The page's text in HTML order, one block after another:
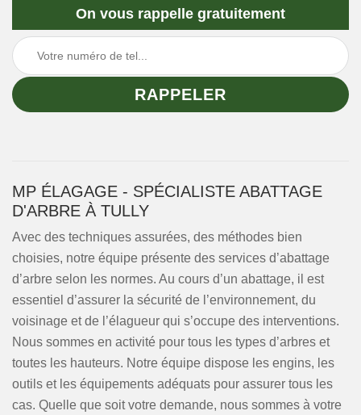
On vous rappelle gratuitement
MP ÉLAGAGE - SPÉCIALISTE ABATTAGE
D'ARBRE À TULLY
Avec des techniques assurées, des méthodes bien
choisies, notre équipe présente des services d’abattage
d’arbre selon les normes. Au cours d’un abattage, il est
essentiel d’assurer la sécurité de l’environnement, du
voisinage et de l’élagueur qui s’occupe des interventions.
Nous sommes en activité pour tous les types d’arbres et
toutes les hauteurs. Notre équipe dispose les engins, les
outils et les équipements adéquats pour assurer tous les
cas. Quelle que soit votre demande, nous sommes à votre